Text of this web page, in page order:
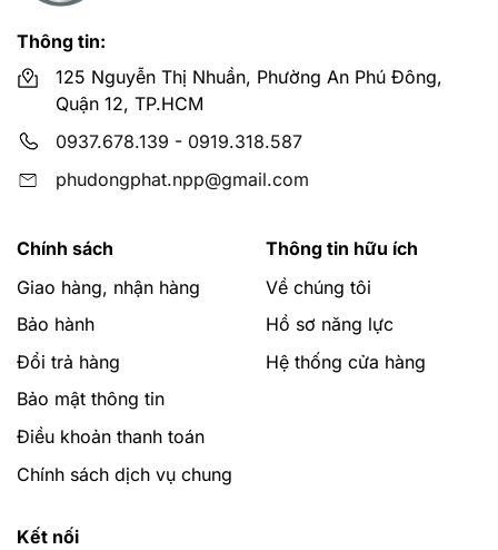
Thông tin:
125 Nguyễn Thị Nhuần, Phường An Phú Đông,
Quận 12, TP.HCM
0937.678.139 - 0919.318.587
phudongphat.npp@gmail.com
Chính sách
Giao hàng, nhận hàng
Bảo hành
Đổi trả hàng
Bảo mật thông tin
Điều khoản thanh toán
Chính sách dịch vụ chung
Thông tin hữu ích
Về chúng tôi
Hồ sơ năng lực
Hệ thống cửa hàng
Kết nối